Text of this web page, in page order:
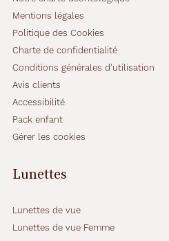
Mentions légales
Politique des Cookies
Charte de confidentialité
Conditions générales d'utilisation
Avis clients
Accessibilité
Pack enfant
Gérer les cookies
Lunettes
Lunettes de vue
Lunettes de vue Femme